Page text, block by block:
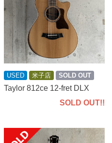
USED 米子店 SOLD OUT
Taylor 812ce 12-fret DLX
SOLD OUT!!